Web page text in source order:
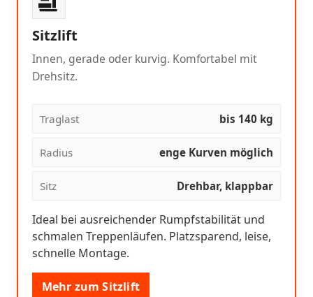
Sitzlift
Innen, gerade oder kurvig. Komfortabel mit
Drehsitz.
Traglast bis 140 kg
Radius enge Kurven möglich
Sitz Drehbar, klappbar
Ideal bei ausreichender Rumpfstabilität und
schmalen Treppenläufen. Platzsparend, leise,
schnelle Montage.
Mehr zum Sitzlift